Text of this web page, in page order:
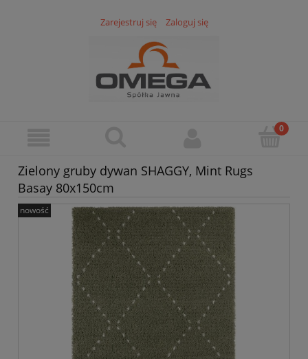
Zarejestruj się Zaloguj się
Zielony gruby dywan SHAGGY, Mint Rugs
Basay 80x150cm
nowość